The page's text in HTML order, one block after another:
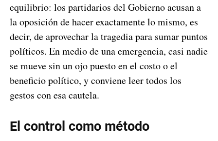
equilibrio: los partidarios del Gobierno acusan a
la oposición de hacer exactamente lo mismo, es
decir, de aprovechar la tragedia para sumar puntos
políticos. En medio de una emergencia, casi nadie
se mueve sin un ojo puesto en el costo o el
beneficio político, y conviene leer todos los
gestos con esa cautela.
El control como método